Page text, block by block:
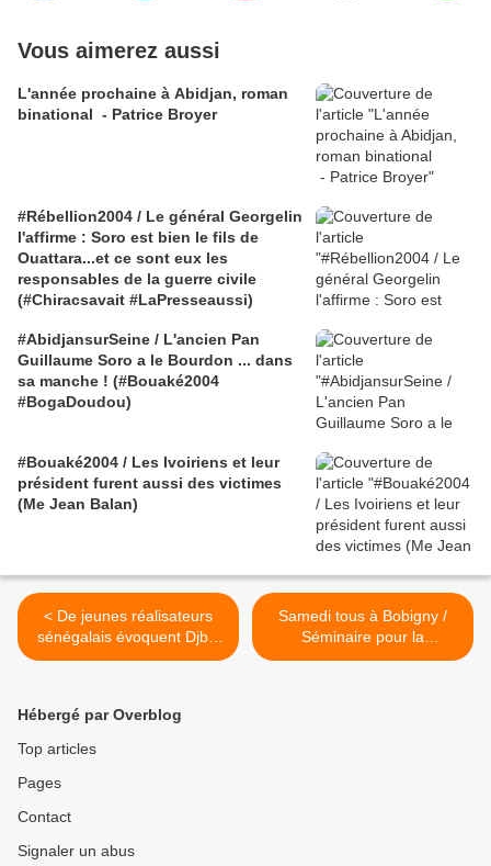
Vous aimerez aussi
L'année prochaine à Abidjan, roman
binational - Patrice Broyer
#Rébellion2004 / Le général Georgelin
l'affirme : Soro est bien le fils de
Ouattara...et ce sont eux les
responsables de la guerre civile
(#Chiracsavait #LaPresseaussi)
#AbidjansurSeine / L'ancien Pan
Guillaume Soro a le Bourdon ... dans
sa manche ! (#Bouaké2004
#BogaDoudou)
#Bouaké2004 / Les Ivoiriens et leur
président furent aussi des victimes
(Me Jean Balan)
< De jeunes réalisateurs
sénégalais évoquent Djbril
Diop Mambéty
Samedi tous à Bobigny /
Séminaire pour la
restauration de la Côte
Hébergé par Overblog
Top articles
Pages
Contact
Signaler un abus